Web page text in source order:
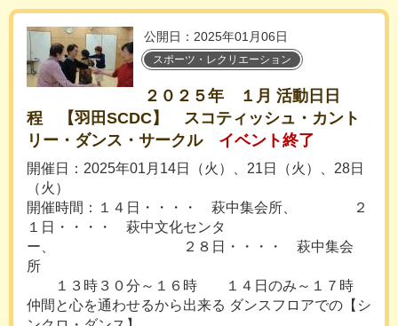
公開日：2025年01月06日
スポーツ・レクリエーション
２０２５年 １月 活動日日
程 【羽田SCDC】 スコティッシュ・カント
リー・ダンス・サークル
イベント終了
開催日：2025年01月14日（火）、21日（火）、28日
（火）
開催時間：１４日・・・・ 萩中集会所、 ２
１日・・・・ 萩中文化センタ
ー、 ２８日・・・・ 萩中集会
所
１３時３０分～１６時 １４日のみ～１７時
仲間と心を通わせるから出来る ダンスフロアでの【シ